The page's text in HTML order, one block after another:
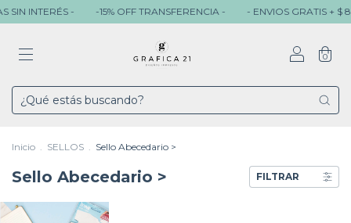
INTERÉS - -15% OFF TRANSFERENCIA - - ENVIOS GRATIS + $
0
Inicio . SELLOS . Sello Abecedario >
Sello Abecedario > FILTRAR